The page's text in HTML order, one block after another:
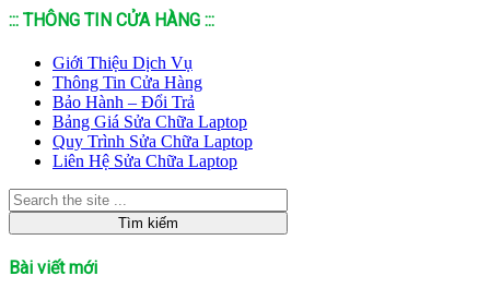
::: THÔNG TIN CỬA HÀNG :::
Giới Thiệu Dịch Vụ
Thông Tin Cửa Hàng
Bảo Hành – Đổi Trả
Bảng Giá Sửa Chữa Laptop
Quy Trình Sửa Chữa Laptop
Liên Hệ Sửa Chữa Laptop
Bài viết mới